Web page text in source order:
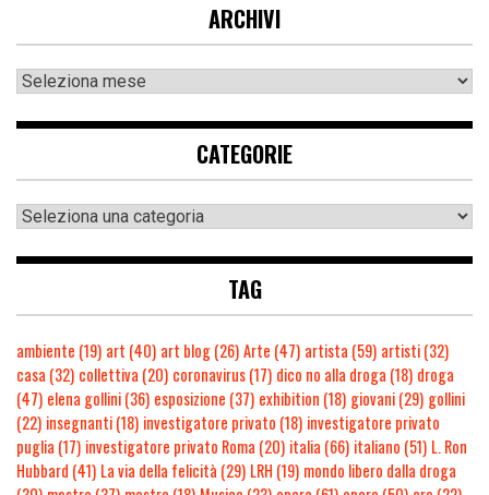
ARCHIVI
CATEGORIE
TAG
ambiente (19) art (40) art blog(26)Arte (47) artista (59) artisti(32)
casa (32) collettiva (20) coronavirus(17) dico no alla droga (18) droga
(47) elena gollini(36) esposizione (37) exhibition (18) giovani(29) gollini
(22) insegnanti(18) investigatore privato (18) investigatore privato
puglia (17) investigatore privato Roma (20) italia (66) italiano (51) L. Ron
Hubbard (41) La via della felicità (29) LRH (19) mondo libero dalla droga